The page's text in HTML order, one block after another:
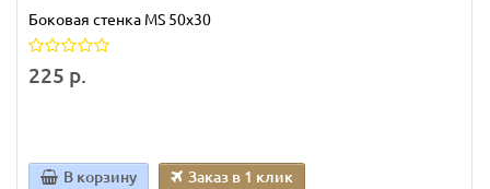
Боковая стенка MS 50х30
225 р.
В корзину Заказ в 1 клик